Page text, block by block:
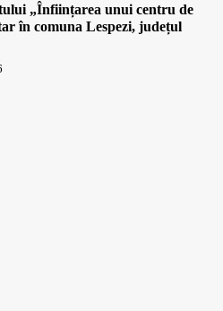
„Înființarea unui centru de
în comuna Lespezi, județul